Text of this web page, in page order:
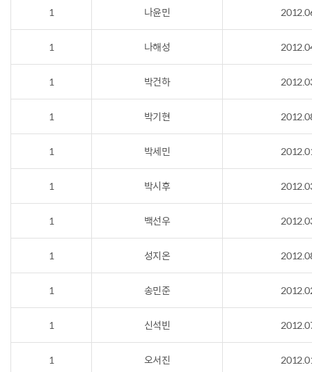
1 나윤민
1 나해성
1 박건하
1 박기현
1 박세민
1 박시후
1 백선우
1 성지온
1 송민준
1 신석빈
1 오서진